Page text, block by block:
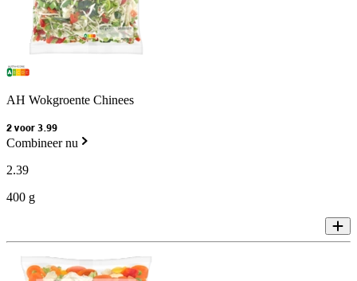
AH Wokgroente Chinees
2 voor 3.99
Combineer nu
2.39
400 g